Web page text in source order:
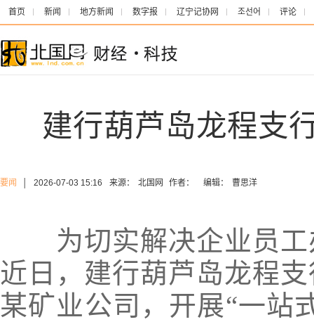
首页 新闻 地方新闻 数字报 辽宁记协网 조선어 评论
建行葫芦岛龙程支
要闻 2026-07-03 15:16 来源： 北国网 作者： 编辑： 曹思洋
为切实解决企业员工
近日，建行葫芦岛龙程
某矿业公司，开展“一站